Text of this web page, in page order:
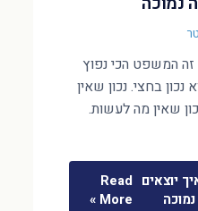
זה המשפט הכי נפוץ
בחצי. נכון שאין
שאין מה לעשות.
יוצאים Read
More »